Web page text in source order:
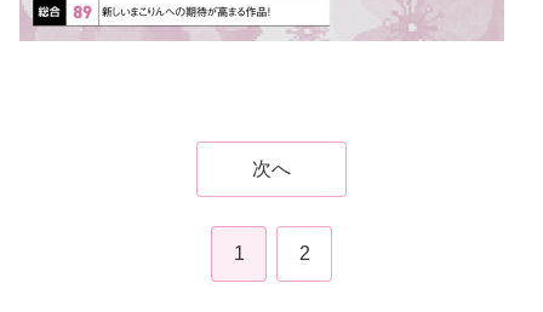
次へ
1 2